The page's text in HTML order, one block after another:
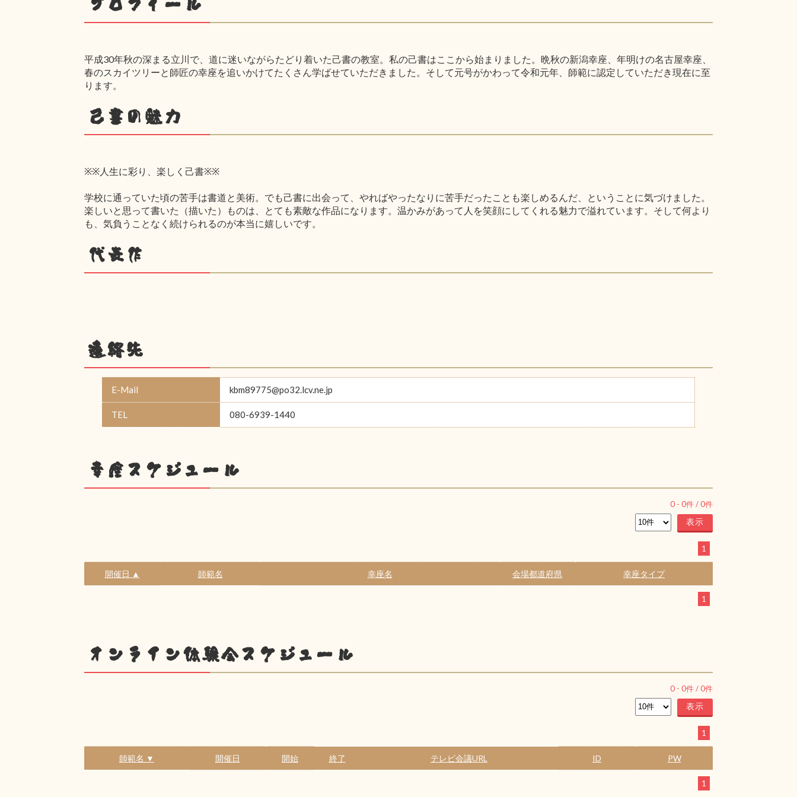
プロフィール
平成30年秋の深まる立川で、道に迷いながらたどり着いた己書の教室。私の己書はここから始まりました。晩秋の新潟幸座、年明けの名古屋幸座、
春のスカイツリーと師匠の幸座を追いかけてたくさん学ばせていただきました。そして元号がかわって令和元年、師範に認定していただき現在に至
ります。
己書の魅力
※※人生に彩り、楽しく己書※※
学校に通っていた頃の苦手は書道と美術。でも己書に出会って、やればやったなりに苦手だったことも楽しめるんだ、ということに気づけました。
楽しいと思って書いた（描いた）ものは、とても素敵な作品になります。温かみがあって人を笑顔にしてくれる魅力で溢れています。そして何より
も、気負うことなく続けられるのが本当に嬉しいです。
代表作
連絡先
E-Mail kbm89775@po32.lcv.ne.jp
TEL 080-6939-1440
幸座スケジュール
0 - 0件 /0件
1
開催日 ▲ 師範名 幸座名 会場都道府県 幸座タイプ
1
オンライン体験会スケジュール
0 - 0件 /0件
1
師範名 ▼ 開催日 開始 終了 テレビ会議URL ID PW
1